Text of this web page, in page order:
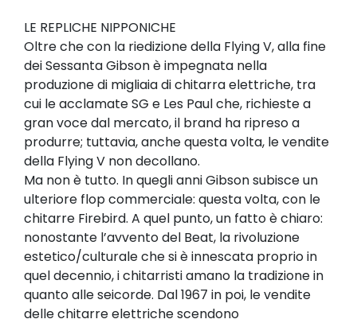
LE REPLICHE NIPPONICHE
Oltre che con la riedizione della Flying V, alla fine
dei Sessanta Gibson è impegnata nella
produzione di migliaia di chitarra elettriche, tra
cui le acclamate SG e Les Paul che, richieste a
gran voce dal mercato, il brand ha ripreso a
produrre; tuttavia, anche questa volta, le vendite
della Flying V non decollano.
Ma non è tutto. In quegli anni Gibson subisce un
ulteriore flop commerciale: questa volta, con le
chitarre Firebird. A quel punto, un fatto è chiaro:
nonostante l’avvento del Beat, la rivoluzione
estetico/culturale che si è innescata proprio in
quel decennio, i chitarristi amano la tradizione in
quanto alle seicorde. Dal 1967 in poi, le vendite
delle chitarre elettriche scendono